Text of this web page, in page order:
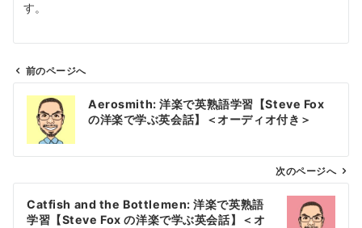
す。
ビ
前のページへ
Aerosmith: 洋楽で英熟語学習【Steve Fox
の洋楽で学ぶ英会話】＜オーディオ付き＞
次のページへ
Catfish and the Bottlemen: 洋楽で英熟語
学習【Steve Fox の洋楽で学ぶ英会話】＜オ